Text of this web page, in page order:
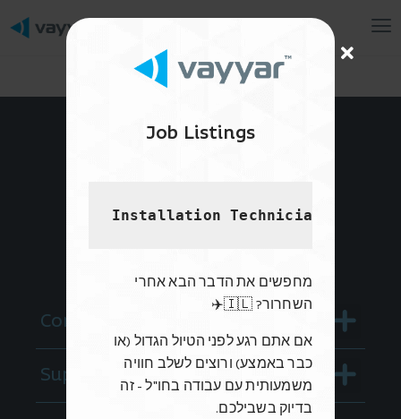
Israel, 5647003
Company Menu
Support Menu
Job Listings
Installation Technician - US
מחפשים את הדבר הבא אחרי
השחרור? 🇮🇱✈️
אם אתם רגע לפני הטיול הגדול (או
כבר באמצע) ורוצים לשלב חוויה
משמעותית עם עבודה בחו"ל - זה
בדיוק בשבילכם.